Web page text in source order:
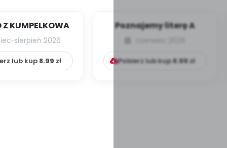
Z KUMPELKOWA
sierpień 2026
lub kup 8.99 zł
Poznajemy literę A
Pobierz lub kup8.99zł